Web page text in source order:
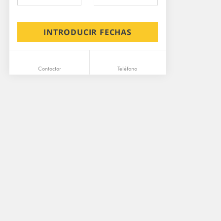
INTRODUCIR FECHAS
Contactar Teléfono